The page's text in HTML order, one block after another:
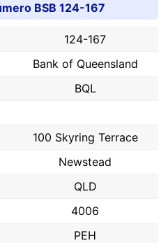
BSB 124-167
124-167
Bank of Queensland
BQL
100 Skyring Terrace
Newstead
QLD
4006
PEH